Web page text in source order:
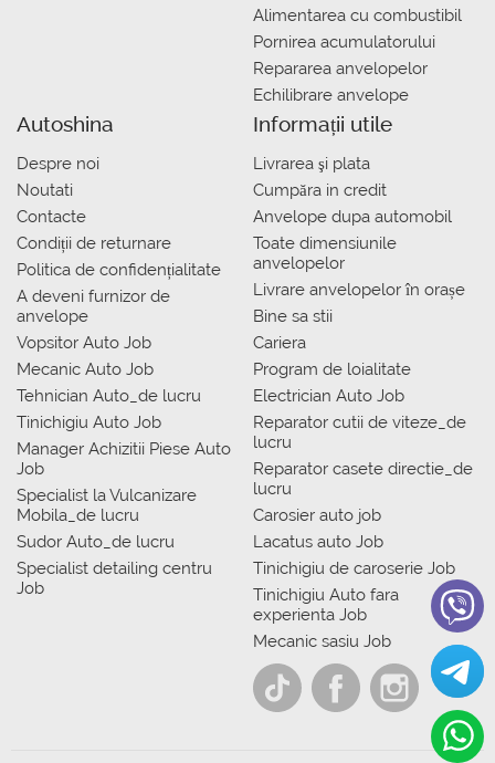
Alimentarea cu combustibil
Pornirea acumulatorului
Repararea anvelopelor
Echilibrare anvelope
Autoshina
Despre noi
Noutati
Contacte
Condiții de returnare
Politica de confidențialitate
A deveni furnizor de
anvelope
Vopsitor Auto Job
Mecanic Auto Job
Tehnician Auto_de lucru
Tinichigiu Auto Job
Manager Achizitii Piese Auto
Job
Specialist la Vulcanizare
Mobila_de lucru
Sudor Auto_de lucru
Specialist detailing centru
Job
Informații utile
Livrarea şi plata
Сumpăra in credit
Anvelope dupa automobil
Toate dimensiunile
anvelopelor
Livrare anvelopelor în orașe
Bine sa stii
Cariera
Program de loialitate
Electrician Auto Job
Reparator cutii de viteze_de
lucru
Reparator casete directie_de
lucru
Carosier auto job
Lacatus auto Job
Tinichigiu de caroserie Job
Tinichigiu Auto fara
experienta Job
Mecanic sasiu Job